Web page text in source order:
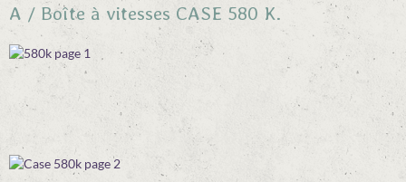
DIVERS DOC. & BROCHURES
BONNES ADRESSES
FORUM
Boutique
A / Boîte à vitesses CASE 580 K.